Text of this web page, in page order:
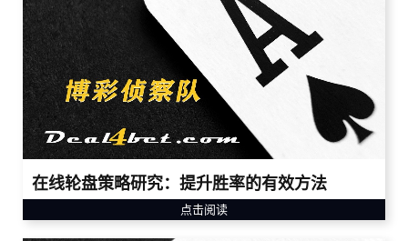
在线轮盘策略研究：提升胜率的有效方法
点击阅读